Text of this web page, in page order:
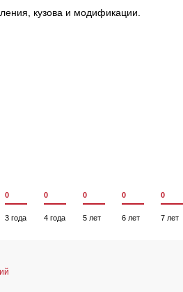
кузова и модификации.
0
3 года
0
4 года
0
5 лет
0
6 лет
0
7 лет